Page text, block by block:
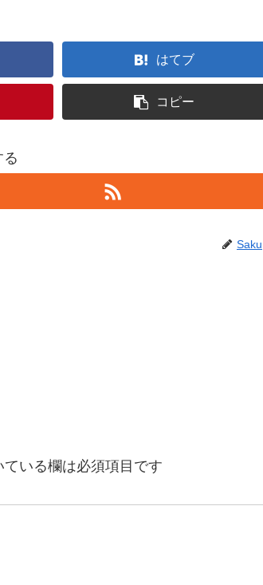
はてブ
コピー
Saku
ている欄は必須項目です